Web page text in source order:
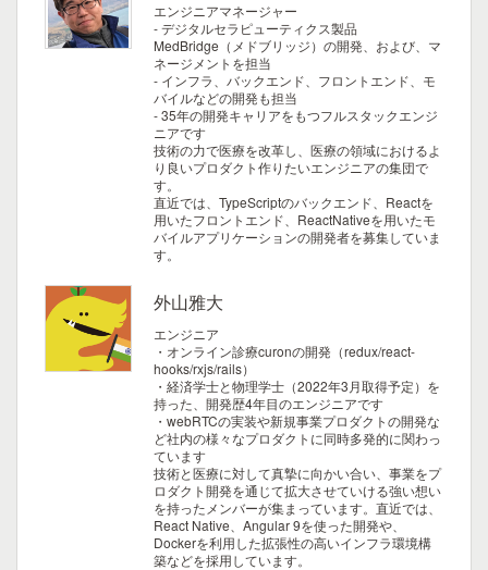
エンジニアマネージャー
- デジタルセラピューティクス製品
MedBridge（メドブリッジ）の開発、および、マ
ネージメントを担当
- インフラ、バックエンド、フロントエンド、モ
バイルなどの開発も担当
- 35年の開発キャリアをもつフルスタックエンジ
ニアです
技術の力で医療を改革し、医療の領域におけるよ
り良いプロダクト作りたいエンジニアの集団で
す。
直近では、TypeScriptのバックエンド、Reactを
用いたフロントエンド、ReactNativeを用いたモ
バイルアプリケーションの開発者を募集していま
す。
外山雅大
エンジニア
・オンライン診療curonの開発（redux/react-
hooks/rxjs/rails）
・経済学士と物理学士（2022年3月取得予定）を
持った、開発歴4年目のエンジニアです
・webRTCの実装や新規事業プロダクトの開発な
ど社内の様々なプロダクトに同時多発的に関わっ
ています
技術と医療に対して真摯に向かい合い、事業をプ
ロダクト開発を通じて拡大させていける強い想い
を持ったメンバーが集まっています。直近では、
React Native、Angular 9を使った開発や、
Dockerを利用した拡張性の高いインフラ環境構
築などを採用しています。